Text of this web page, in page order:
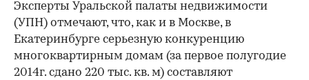
Эксперты Уральской палаты недвижимости
(УПН) отмечают, что, как и в Москве, в
Екатеринбурге серьезную конкуренцию
многоквартирным домам (за первое полугодие
2014г. сдано 220 тыс. кв. м) составляют